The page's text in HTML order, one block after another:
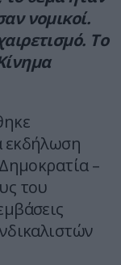
νομικοί.
Το
εκδήλωση
–
του